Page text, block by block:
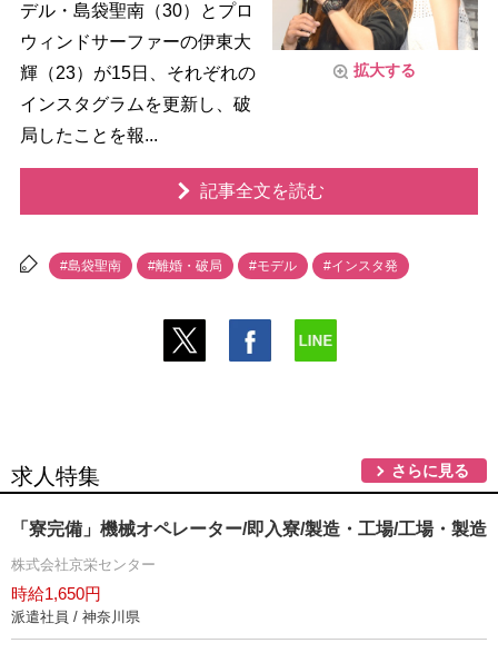
拡大する
デル・島袋聖南（30）とプロ
ウィンドサーファーの伊東大
輝（23）が15日、それぞれの
インスタグラムを更新し、破
局したことを報...
記事全文を読む
#島袋聖南 #離婚・破局 #モデル #インスタ発
求人特集 さらに見る
「寮完備」機械オペレーター/即入寮/製造・工場/工場・製造
株式会社京栄センター
時給1,650円
派遣社員 / 神奈川県